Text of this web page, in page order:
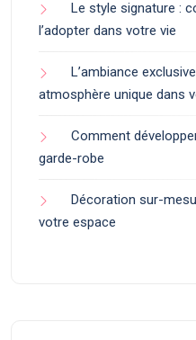
Le style signature :
l’adopter dans votre vie
L’ambiance
atmosphère unique dans
Comment
garde-robe
Décoration sur-
votre espace